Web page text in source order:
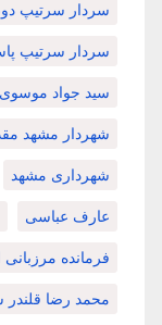
سردار سرتیپ
سردار سرتیپ
سید جواد موسوی
شهردار مشهد
شهرداری مشهد
عارف عباسی
فرمانده
محمد رضا